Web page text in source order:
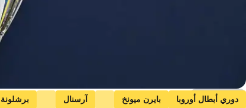
Getty Images
دوري أبطال أوروبا بايرن ميونخ آرسنال برشلونة